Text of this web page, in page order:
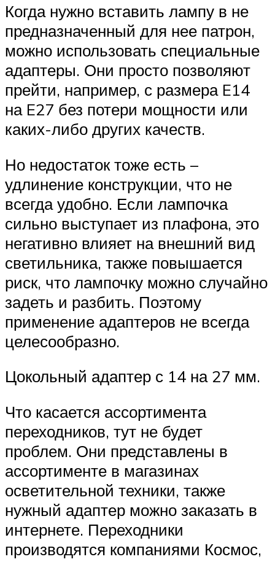
Когда нужно вставить лампу в не
предназначенный для нее патрон,
можно использовать специальные
адаптеры. Они просто позволяют
прейти, например, с размера E14
на E27 без потери мощности или
каких-либо других качеств.
Но недостаток тоже есть –
удлинение конструкции, что не
всегда удобно. Если лампочка
сильно выступает из плафона, это
негативно влияет на внешний вид
светильника, также повышается
риск, что лампочку можно случайно
задеть и разбить. Поэтому
применение адаптеров не всегда
целесообразно.
Цокольный адаптер с 14 на 27 мм.
Что касается ассортимента
переходников, тут не будет
проблем. Они представлены в
ассортименте в магазинах
осветительной техники, также
нужный адаптер можно заказать в
интернете. Переходники
производятся компаниями Космос,